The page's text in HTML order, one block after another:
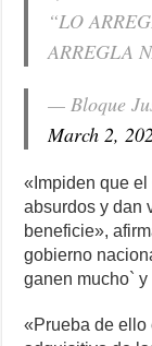
“LO
ARREGLA
— Bloque
March 2,
«Impiden que
absurdos y dan
beneficie»,
gobierno
ganen mucho`
«Prueba de ello